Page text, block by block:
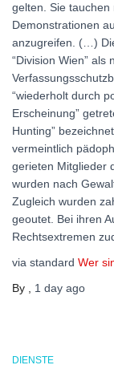
gelten. Sie
Demonstrationen
anzugreifen. (…)
“Division Wien”
“wiederholt durch
Erscheinung”
Hunting”
vermeintlich
gerieten Mitglieder
wurden nach
Zugleich wurden
geoutet. Bei ihren
Rechtsextremen
via standard Wer
By
1 day ago
DIENSTE